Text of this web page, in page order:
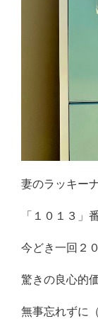
妻のラッキー
「１０１３」
今どき一回２
驚きの良心的
無事忘れずに